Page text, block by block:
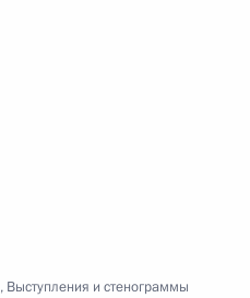
, Выступления и стенограммы